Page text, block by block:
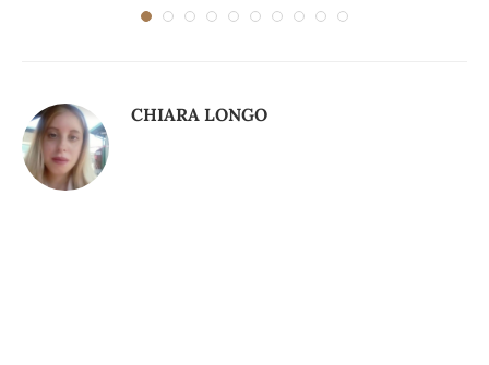
CHIARA LONGO